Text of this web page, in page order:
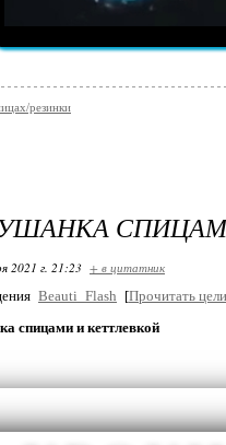
резинки
2021 г. 21:23 + в цитатник
Beauti_Flash [Прочитать
спицами и кеттлевкой